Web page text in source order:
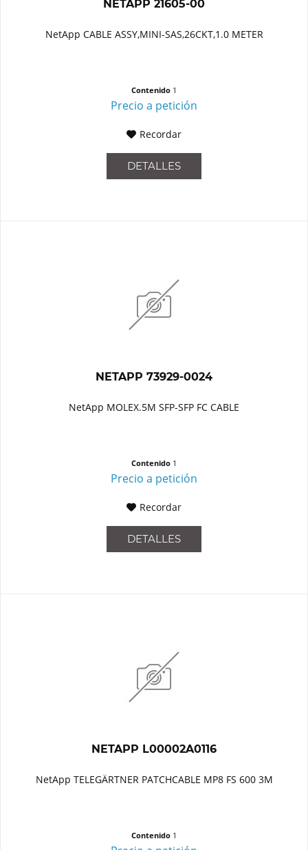
NETAPP 21605-00
NetApp CABLE ASSY,MINI-SAS,26CKT,1.0 METER
Contenido 1
Precio a petición
Recordar
DETALLES
NETAPP 73929-0024
NetApp MOLEX.5M SFP-SFP FC CABLE
Contenido 1
Precio a petición
Recordar
DETALLES
NETAPP L00002A0116
NetApp TELEGÄRTNER PATCHCABLE MP8 FS 600 3M
Contenido 1